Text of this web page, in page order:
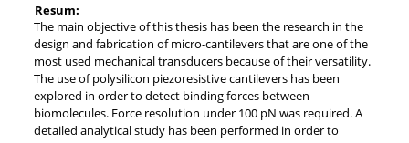
Resum:
The main objective of this thesis has been the research in the
design and fabrication of micro-cantilevers that are one of the
most used mechanical transducers because of their versatility.
The use of polysilicon piezoresistive cantilevers has been
explored in order to detect binding forces between
biomolecules. Force resolution under 100 pN was required. A
detailed analytical study has been performed in order to